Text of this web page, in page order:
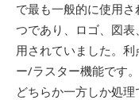
で最も一般的に使用
つであり、ロゴ、図
用されていました。
ー/ラスター機能です
どちらか一方しか処